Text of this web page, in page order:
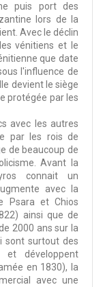
puis port des
lors de la
Avec le déclin
vénitiens et le
que date
l'influence de
devient le siège
protégée par les
avec les autres
par les rois de
de beaucoup de
Avant la
connait un
avec la
Psara et Chios
ainsi que de
2000 ans sur la
sont surtout des
et développent
en 1830), la
avec une